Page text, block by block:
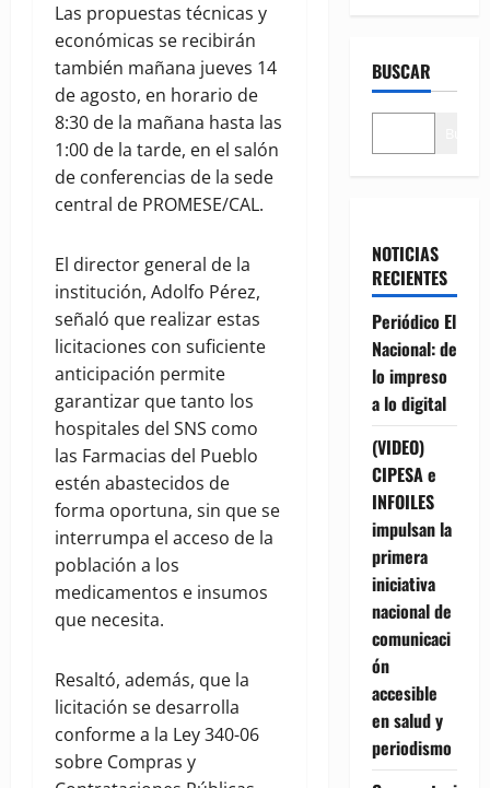
Las propuestas técnicas y
económicas se recibirán
también mañana jueves 14
de agosto, en horario de
8:30 de la mañana hasta las
1:00 de la tarde, en el salón
de conferencias de la sede
central de PROMESE/CAL.
El director general de la
institución, Adolfo Pérez,
señaló que realizar estas
licitaciones con suficiente
anticipación permite
garantizar que tanto los
hospitales del SNS como
las Farmacias del Pueblo
estén abastecidos de
forma oportuna, sin que se
interrumpa el acceso de la
población a los
medicamentos e insumos
que necesita.
Resaltó, además, que la
licitación se desarrolla
conforme a la Ley 340-06
sobre Compras y
BUSCAR
NOTICIAS
RECIENTES
Periódico El
Nacional: de
lo impreso
a lo digital
(VIDEO)
CIPESA e
INFOILES
impulsan la
primera
iniciativa
nacional de
comunicaci
ón
accesible
en salud y
periodismo